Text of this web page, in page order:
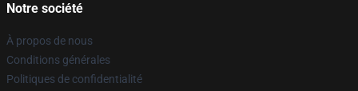
Notre société
À propos de nous
Conditions générales
Politiques de confidentialité